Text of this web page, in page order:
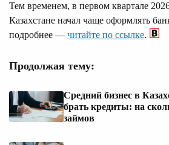
Тем временем, в первом квартале
Казахстане начал чаще оформлять
подробнее — читайте по ссылке.
Продолжая тему:
Средний бизнес в
брать кредиты: на
займов